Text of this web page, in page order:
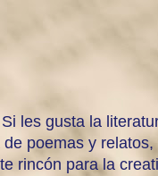
les gusta la
poemas y
rincón para la